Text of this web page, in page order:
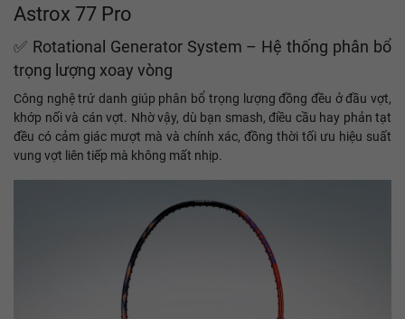
Astrox 77 Pro
✅ Rotational Generator System – Hệ thống phân bổ
trọng lượng xoay vòng
Công nghệ trứ danh giúp phân bổ trọng lượng đồng đều ở đầu vợt,
khớp nối và cán vợt. Nhờ vậy, dù bạn smash, điều cầu hay phản tạt
đều có cảm giác mượt mà và chính xác, đồng thời tối ưu hiệu suất
vung vợt liên tiếp mà không mất nhịp.